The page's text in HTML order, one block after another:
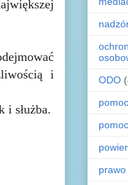
i
i służba.
ODO